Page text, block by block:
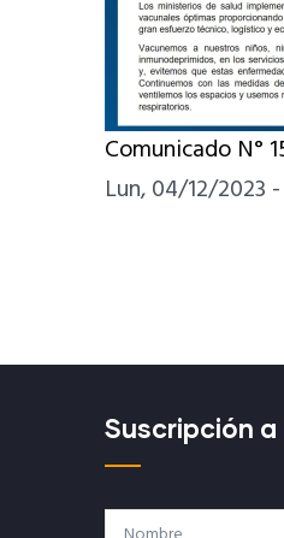
Comunicado N°
Lun, 04/12/2023 -
Suscripción
Nombre